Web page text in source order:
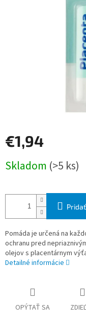
€1,94
cena:
Skladom (>5 ks)
Pomáda je určená na
ochranu pred
olejov s placentárnym
Detailné informácie
OPÝTAŤ SA